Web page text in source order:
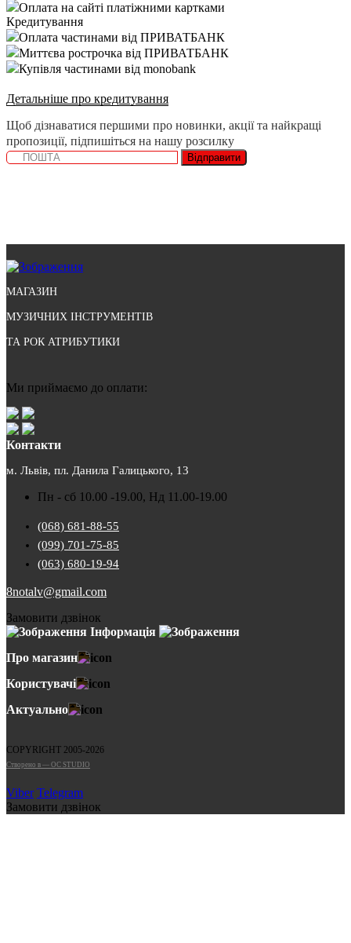
Оплата на сайті платіжними картками
Кредитування
Оплата частинами від ПРИВАТБАНК
Миттєва рострочка від ПРИВАТБАНК
Купівля частинами від monobank
Детальніше про кредитування
Щоб дізнаватися першими про новинки, акції та найкращі
пропозиції, підпишіться на нашу розсилку
Відправити
МАГАЗИН
МУЗИЧНИХ ІНСТРУМЕНТІВ
ТА РОК АТРИБУТИКИ
Ми приймаємо до оплати:
Контакти
м. Львів, пл. Данила Галицького, 13
Пн - сб 10.00 -19.00, Нд 11.00-19.00
(068) 681-88-55
(099) 701-75-85
(063) 680-19-94
8notalv@gmail.com
Замовити дзвінок
Інформація
Про магазин
Користувачі
Актуально
COPYRIGHT 2005-2026
Cтворено в — OC STUDIO
Viber Telegram
Замовити дзвінок